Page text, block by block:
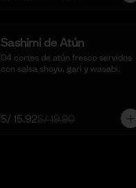
Sashimi de Atún
04 cortes de atún fresco servidos
con salsa shoyu, gari y wasabi.
S/ 15.92S/ 19.90